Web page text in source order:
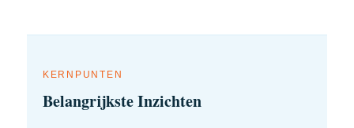
KERNPUNTEN
Belangrijkste Inzichten